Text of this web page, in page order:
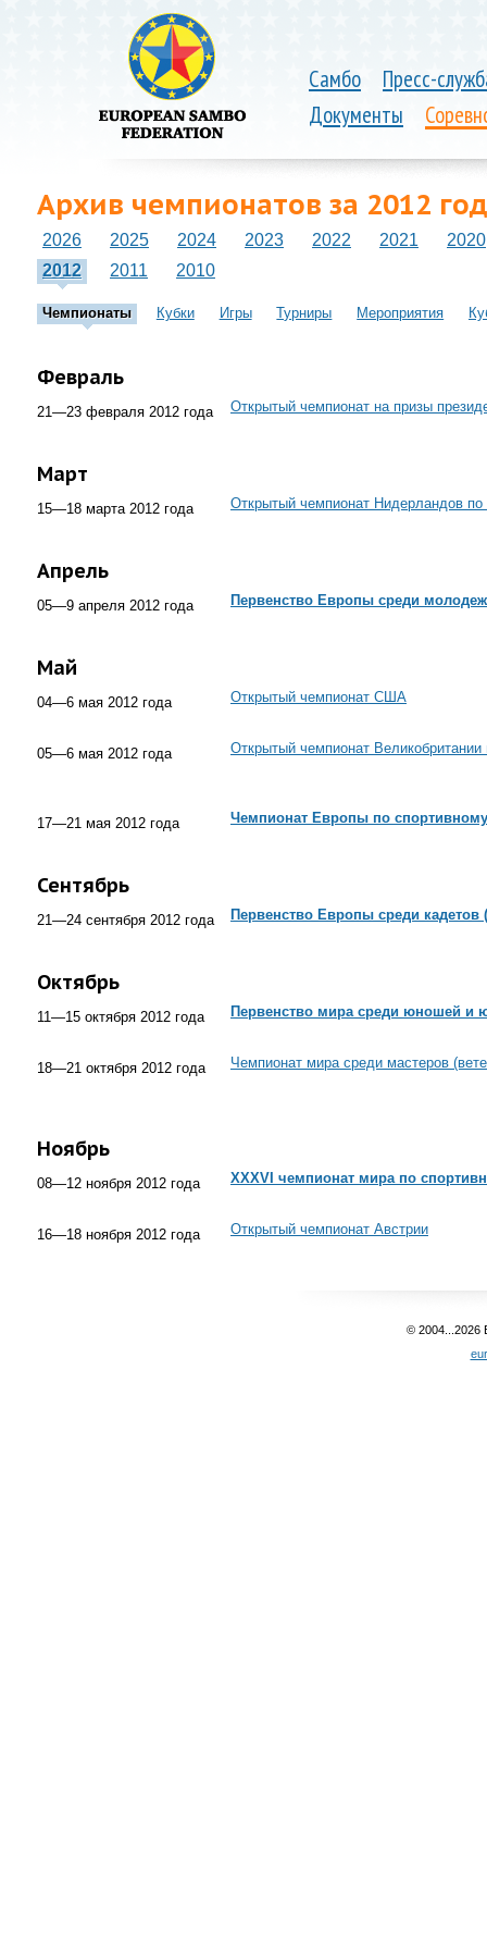
Самбо
Пресс-
Документы
Архив чемпионатов за 2012 год
2026 2025 2024 2023 2022 2021
2020
2012
2011 2010
Чемпионаты Кубки Игры Турниры Мероприятия
Февраль
21—23 февраля 2012 года Открытый чемпионат на призы
Март
15—18 марта 2012 года Открытый чемпионат Нидерландов
Апрель
05—9 апреля 2012 года Первенство Европы среди
Май
04—6 мая 2012 года Открытый чемпионат США
05—6 мая 2012 года Открытый чемпионат Великобритании
17—21 мая 2012 года Чемпионат Европы по
Сентябрь
21—24 сентября 2012 года Первенство Европы среди кадетов
Октябрь
11—15 октября 2012 года Первенство мира среди юношей и
18—21 октября 2012 года Чемпионат мира среди мастеров
Ноябрь
08—12 ноября 2012 года XXXVI чемпионат мира по
16—18 ноября 2012 года Открытый чемпионат Австрии
© 2004...2026